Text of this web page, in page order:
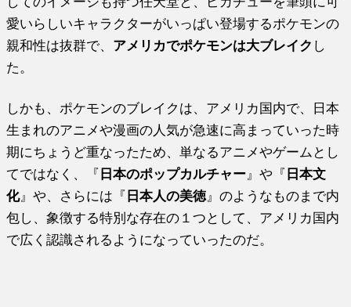
愛いらしいキャラクターがいっぱい登場するポケモンの
親和性は抜群で、 アメリカでポケモンは大ブレイク し
た。
しかも、ポケモンのブレイクは、アメリカ国内で、日本
生まれのアニメや漫画の人気が急速に高まっていった時
期にちょうど重なったため、単なるアニメやゲームとし
てではなく、『 日本のポップカルチャー 』や『 日本文
化』や、さらには『 日本人の美徳』のようなものまで内
包し、象徴する特別な存在の１つとして、アメリカ国内
で広く認識されるようになっていったのだ。